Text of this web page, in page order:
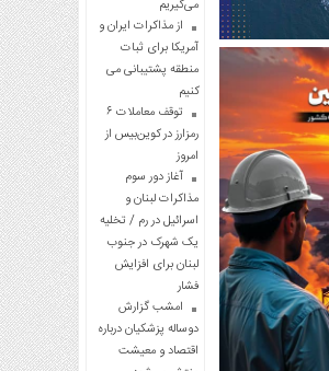
می‌گیریم
از مذاکرات ایران و
آمریکا برای ثبات
منطقه پشتیبانی می
کنیم
توقف معاملات ۶
رمزارز در کوین‌بیس از
امروز
آغاز دور سوم
مذاکرات لبنان و
اسرائیل در رم / تخلیه
یک شهرک در جنوب
لبنان برای افزایش
فشار
امشب گزارش
دوساله پزشکیان درباره
اقتصاد و معیشت